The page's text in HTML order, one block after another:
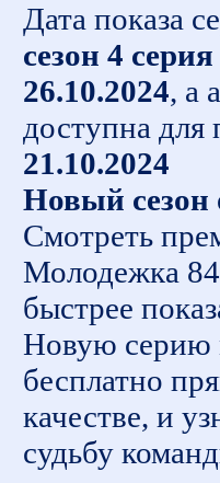
Дата показа
сезон 4 серия
26.10.2024, а
доступна для
21.10.2024
Новый сезон
Смотреть
Молодежка 84
быстрее
Новую серию
бесплатно
качестве, и
судьбу